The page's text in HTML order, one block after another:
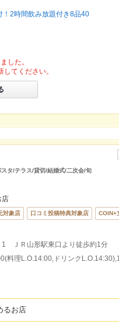
！2時間飲み放題付き8品40
した。
てください。
タ/テラス/貸切/結婚式/二次会/旬
店
対象店 口コミ投稿特典対象店 COIN+
1 ＪＲ山形駅東口より徒歩約1分
るお店